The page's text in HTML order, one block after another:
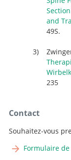
and
49S.
235
Contact
Souhaitez-vous
Formulaire